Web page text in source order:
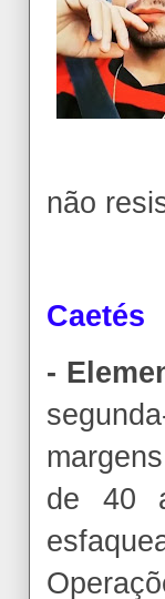
não
Caetés
-
de 40